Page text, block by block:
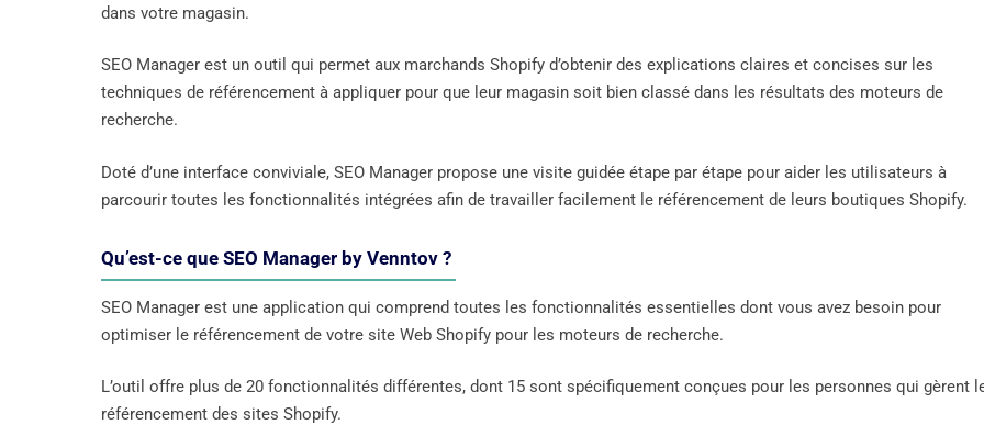
dans votre magasin.
SEO Manager est un outil qui permet aux marchands Shopify d’obtenir des explications claires et concises sur les
techniques de référencement à appliquer pour que leur magasin soit bien classé dans les résultats des moteurs de
recherche.
Doté d’une interface conviviale, SEO Manager propose une visite guidée étape par étape pour aider les utilisateurs à
parcourir toutes les fonctionnalités intégrées afin de travailler facilement le référencement de leurs boutiques Shopify.
Qu’est-ce que SEO Manager by Venntov ?
SEO Manager est une application qui comprend toutes les fonctionnalités essentielles dont vous avez besoin pour
optimiser le référencement de votre site Web Shopify pour les moteurs de recherche.
L’outil offre plus de 20 fonctionnalités différentes, dont 15 sont spécifiquement conçues pour les personnes qui gèrent
référencement des sites Shopify.